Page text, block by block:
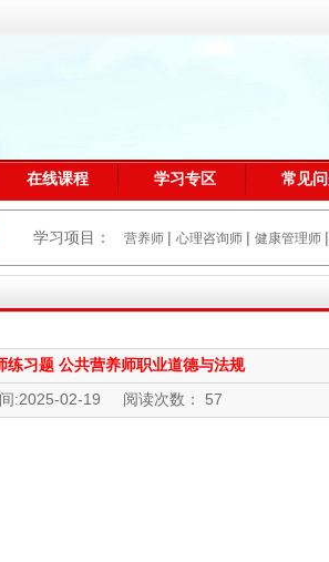
在线课程 学习专区 常见
学习项目： 营养师 | 心理咨询师 | 健康管理师 |
练习题 公共营养师职业道德与法规
:2025-02-19 阅读次数： 57